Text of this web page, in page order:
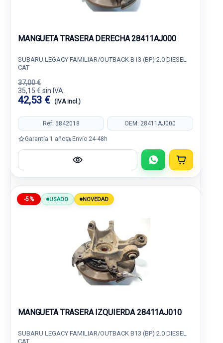
MANGUETA TRASERA DERECHA 28411AJ000
SUBARU LEGACY FAMILIAR/OUTBACK B13 (BP) 2.0 DIESEL
CAT
37,00 €
35,15 € sin IVA.
42,53 € (IVA incl.)
Ref: 5842018 OEM: 28411AJ000
Garantía 1 año Envío 24-48h
-5% USADO NOVEDAD
MANGUETA TRASERA IZQUIERDA 28411AJ010
SUBARU LEGACY FAMILIAR/OUTBACK B13 (BP) 2.0 DIESEL
CAT